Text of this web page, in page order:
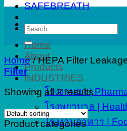
Home
About
Products
INDUSTRIES
โรงงานยา |
โรงพยาบาล |
โรงงานอาหาร |
SAFEBREATH
Search
Home /HEPA Filter
Filter
Showing all 2 results
Product categories